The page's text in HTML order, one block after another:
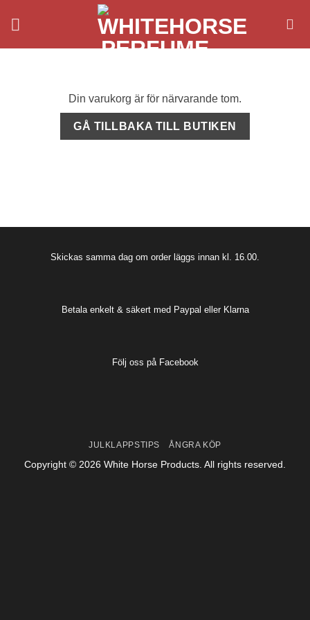
Din varukorg är för närvarande tom.
GÅ TILLBAKA TILL BUTIKEN
Skickas samma dag om order läggs innan kl. 16.00.
Betala enkelt & säkert med Paypal eller Klarna
Följ oss på Facebook
JULKLAPPSTIPS ÅNGRA KÖP
Copyright © 2026 White Horse Products. All rights reserved.